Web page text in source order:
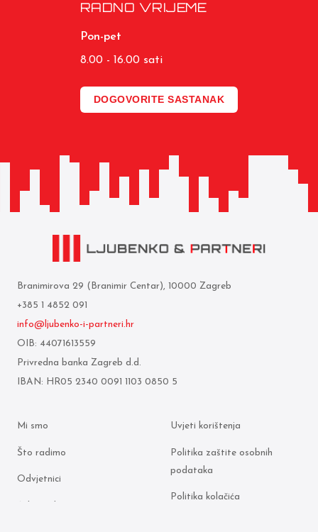
RADNO VRIJEME
Pon-pet
8.00 - 16.00 sati
DOGOVORITE SASTANAK
Branimirova 29 (Branimir Centar), 10000 Zagreb
+385 1 4852 091
info@ljubenko-i-partneri.hr
OIB: 44071613559
Privredna banka Zagreb d.d.
IBAN: HR05 2340 0091 1103 0850 5
Mi smo
Što radimo
Odvjetnici
Uvjeti korištenja
Politika zaštite osobnih
podataka
Politika kolačića